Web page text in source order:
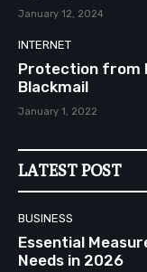
January 12, 2024
INTERNET
Protection from
Blackmail
January 1, 2022
LATEST POST
BUSINESS
Essential
Needs in 2026